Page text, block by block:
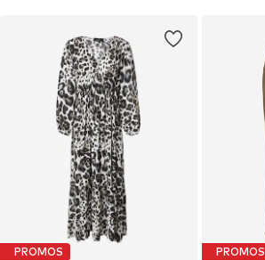
PROMOS PROMOS